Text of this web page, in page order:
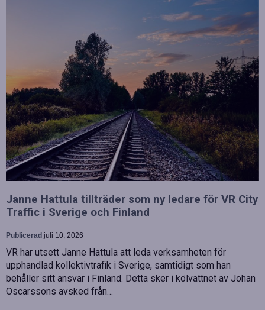
Janne Hattula tillträder som ny ledare för VR City
Traffic i Sverige och Finland
Publicerad juli 10, 2026
VR har utsett Janne Hattula att leda verksamheten för
upphandlad kollektivtrafik i Sverige, samtidigt som han
behåller sitt ansvar i Finland. Detta sker i kölvattnet av Johan
Oscarssons avsked från…